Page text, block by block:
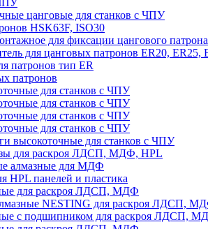
цанговые для станков с ЧПУ
HSK63F, ISO30
для фиксации цангового
для цанговых патронов ER20, ER25,
патронов тип ER
патронов
для станков с ЧПУ
для станков с ЧПУ
для станков с ЧПУ
для станков с ЧПУ
высокоточные для станков с ЧПУ
для раскроя ЛДСП, МДФ, HPL
алмазные для МДФ
HPL панелей и пластика
для раскроя ЛДСП, МДФ
NESTING для раскроя ЛДСП,
с подшипником для раскроя ЛДСП,